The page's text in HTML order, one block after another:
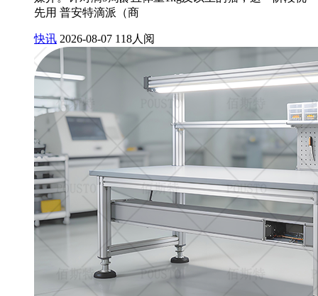
先用 普安特滴派（商
快讯 2026-08-07 118人阅